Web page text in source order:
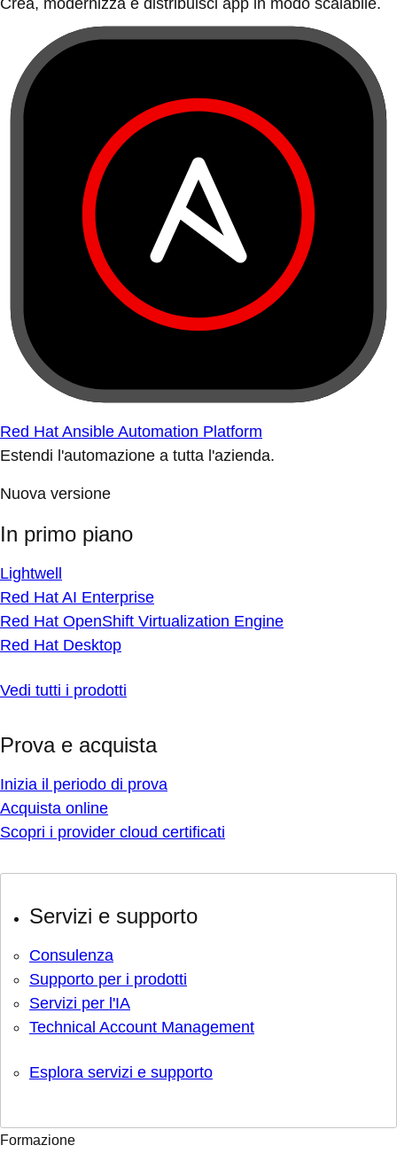
Crea, modernizza e distribuisci app in modo scalabile.
Red Hat Ansible Automation Platform
Estendi l'automazione a tutta l'azienda.
Nuova versione
In primo piano
Lightwell
Red Hat AI Enterprise
Red Hat OpenShift Virtualization Engine
Red Hat Desktop
Vedi tutti i prodotti
Prova e acquista
Inizia il periodo di prova
Acquista online
Scopri i provider cloud certificati
Servizi e supporto
Consulenza
Supporto per i prodotti
Servizi per l'IA
Technical Account Management
Esplora servizi e supporto
Formazione